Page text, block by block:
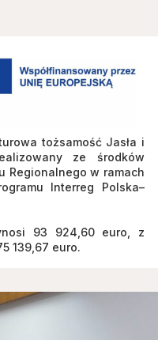
tożsamość Jasła i
ze środków
Regionalnego w ramach
Interreg Polska–
93 924,60 euro, z
139,67 euro.